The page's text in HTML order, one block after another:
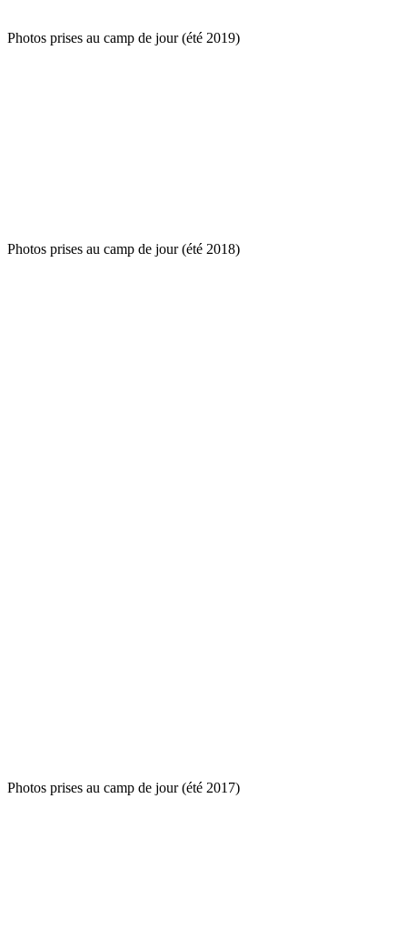
Photos prises au camp de jour (été 2019)
Photos prises au camp de jour (été 2018)
Photos prises au camp de jour (été 2017)